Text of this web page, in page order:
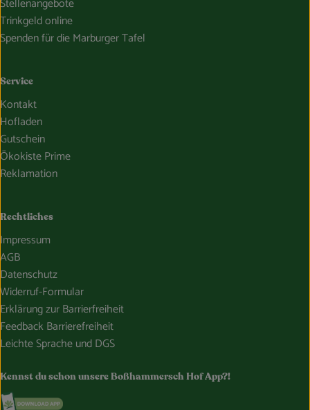
Stellenangebote
Trinkgeld online
Spenden für die Marburger Tafel
Service
Kontakt
Hofladen
Gutschein
Ökokiste Prime
Reklamation
Rechtliches
Impressum
AGB
Datenschutz
Widerruf-Formular
Erklärung zur Barrierfreiheit
Feedback Barrierefreiheit
Leichte Sprache und DGS
Kennst du schon unsere Boßhammersch Hof App?!
Externer Link zu https://www.bosshammersch-